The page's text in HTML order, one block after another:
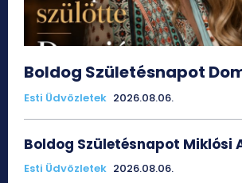
Boldog Születésnapot
Esti Üdvözletek 2026.08.06.
Boldog Születésnapot Miklósi
Esti Üdvözletek 2026.08.06.